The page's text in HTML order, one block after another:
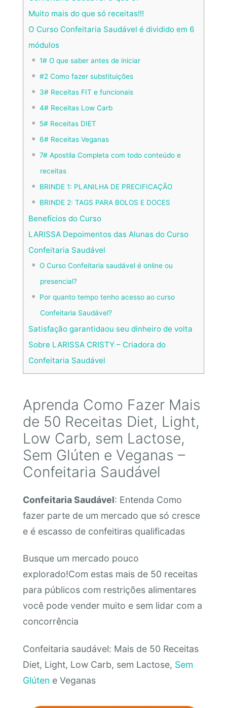
Muito mais do que só receitas!!!
O Curso Confeitaria Saudável é dividido em 6
módulos
1# O que saber antes de iniciar
#2 Como fazer substituições
3# Receitas FIT e funcionais
4# Receitas Low Carb
5# Receitas DIET
6# Receitas Veganas
7# Apostila Completa com todo conteúdo e
receitas
BRINDE 1: PLANILHA DE PRECIFICAÇÃO
BRINDE 2: TAGS PARA BOLOS E DOCES
Benefícios do Curso
LARISSA Depoimentos das Alunas do Curso
Confeitaria Saudável
O Curso Confeitaria saudável é online ou
presencial?
Por quanto tempo tenho acesso ao curso
Confeitaria Saudável?
Satisfação garantidaou seu dinheiro de volta
Sobre LARISSA CRISTY – Criadora do
Confeitaria Saudável
Aprenda Como Fazer Mais
de 50 Receitas Diet, Light,
Low Carb, sem Lactose,
Sem Glúten e Veganas –
Confeitaria Saudável
Confeitaria Saudável: Entenda Como
fazer parte de um mercado que só cresce
e é escasso de confeitiras qualificadas
Busque um mercado pouco
explorado!Com estas mais de 50 receitas
para públicos com restrições alimentares
você pode vender muito e sem lidar com a
concorrência
Confeitaria saudável: Mais de 50 Receitas
Diet, Light, Low Carb, sem Lactose, Sem
Glúten e Veganas